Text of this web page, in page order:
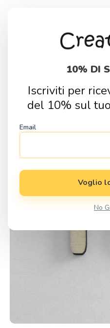
Home Fai da Te Sagome in
legno lettera T
10% DI
Iscriviti per
del 10% sul
Email
Voglio
No